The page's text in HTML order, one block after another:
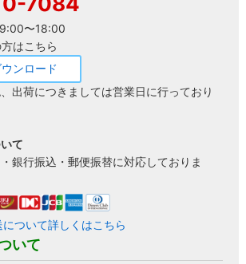
〜18:00
はこちら
ンロード
、出荷につきましては営業日に行っており
て
銀行振込・郵便振替に対応しておりま
ついて詳しくはこちら
いて